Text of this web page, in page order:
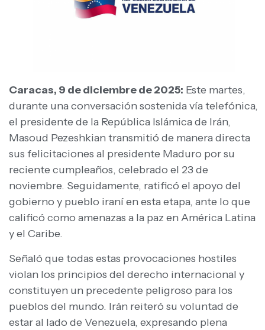
Caracas, 9 de diciembre de 2025: Este martes,
durante una conversación sostenida vía telefónica,
el presidente de la República Islámica de Irán,
Masoud Pezeshkian transmitió de manera directa
sus felicitaciones al presidente Maduro por su
reciente cumpleaños, celebrado el 23 de
noviembre. Seguidamente, ratificó el apoyo del
gobierno y pueblo iraní en esta etapa, ante lo que
calificó como amenazas a la paz en América Latina
y el Caribe.
Señaló que todas estas provocaciones hostiles
violan los principios del derecho internacional y
constituyen un precedente peligroso para los
pueblos del mundo. Irán reiteró su voluntad de
estar al lado de Venezuela, expresando plena